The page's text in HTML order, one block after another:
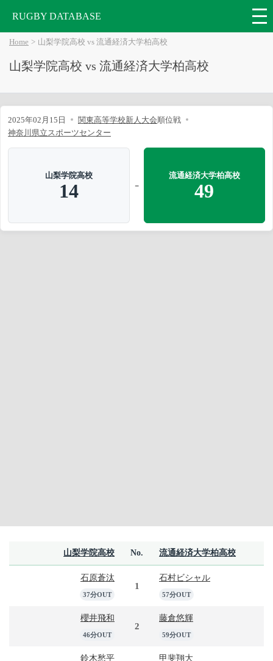
RUGBY DATABASE
Home 山梨学院高校 vs 流通経済大学柏高校
山梨学院高校 vs 流通経済大学柏高校
2025年02月15日 関東高等学校新人大会順位戦
神奈川県立スポーツセンター
山梨学院高校
14 -
流通経済大学柏高校
49
山梨学院高校 No. 流通経済大学柏高校
石原蒼汰
37分OUT
1
石村ビシャル
57分OUT
櫻井飛和
46分OUT
2
藤倉悠輝
59分OUT
鈴木愁平 甲斐翔大